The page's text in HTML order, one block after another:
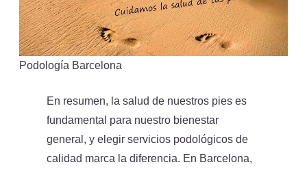
Podología Barcelona
En resumen, la salud de nuestros pies es
fundamental para nuestro bienestar
general, y elegir servicios podológicos de
calidad marca la diferencia. En Barcelona, ​​